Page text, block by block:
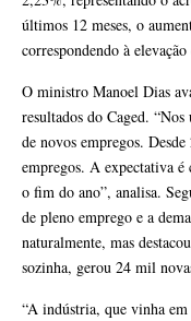
últimos 12 meses, o
correspondendo à
O ministro Manoel Dias
resultados do Caged.
de novos empregos.
empregos. A expectativa é
o fim do ano”, analisa.
de pleno emprego e a
naturalmente, mas
sozinha, gerou 24 mil
“A indústria, que vinha em